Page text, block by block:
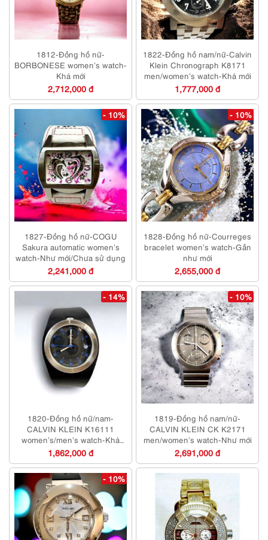
1812-Đồng hồ nữ-
BORBONESE women’s watch-
Khá mới
2,712,000 đ
1822-Đồng hồ nam/nữ-Calvin
Klein Chronograph K8171
men/women’s watch-Khá mới
1,777,000 đ
- 10%
1827-Đồng hồ nữ-COGU
Sakura automatic women’s
watch-Như mới/Chưa sử dụng
2,241,000 đ
- 10%
1828-Đồng hồ nữ-Courreges
bracelet women’s watch-Gần
như mới
2,655,000 đ
- 14%
1820-Đồng hồ nữ/nam-
CALVIN KLEIN K16111
women’s/men’s watch-Khá
mới/Chưa sử dụng
1,862,000 đ
- 10%
1819-Đồng hồ nam/nữ-
CALVIN KLEIN CK K2171
men/women’s watch-Như mới
2,691,000 đ
- 10%